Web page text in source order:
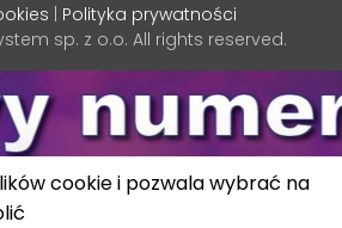
| Polityka prywatności
sp. z o.o. All rights reserved.
cookie i pozwala wybrać na